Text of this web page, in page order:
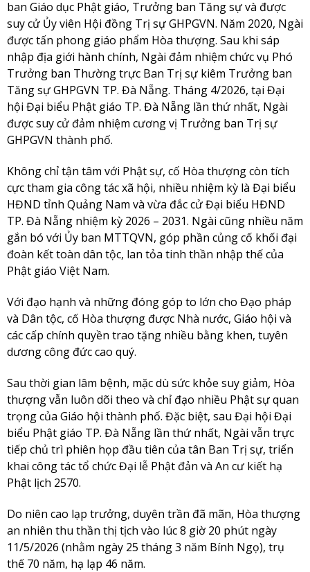
ban Giáo dục Phật giáo, Trưởng ban Tăng sự và được
suy cử Ủy viên Hội đồng Trị sự GHPGVN. Năm 2020, Ngài
được tấn phong giáo phẩm Hòa thượng. Sau khi sáp
nhập địa giới hành chính, Ngài đảm nhiệm chức vụ Phó
Trưởng ban Thường trực Ban Trị sự kiêm Trưởng ban
Tăng sự GHPGVN TP. Đà Nẵng. Tháng 4/2026, tại Đại
hội Đại biểu Phật giáo TP. Đà Nẵng lần thứ nhất, Ngài
được suy cử đảm nhiệm cương vị Trưởng ban Trị sự
GHPGVN thành phố.
Không chỉ tận tâm với Phật sự, cố Hòa thượng còn tích
cực tham gia công tác xã hội, nhiều nhiệm kỳ là Đại biểu
HĐND tỉnh Quảng Nam và vừa đắc cử Đại biểu HĐND
TP. Đà Nẵng nhiệm kỳ 2026 – 2031. Ngài cũng nhiều năm
gắn bó với Ủy ban MTTQVN, góp phần củng cố khối đại
đoàn kết toàn dân tộc, lan tỏa tinh thần nhập thế của
Phật giáo Việt Nam.
Với đạo hạnh và những đóng góp to lớn cho Đạo pháp
và Dân tộc, cố Hòa thượng được Nhà nước, Giáo hội và
các cấp chính quyền trao tặng nhiều bằng khen, tuyên
dương công đức cao quý.
Sau thời gian lâm bệnh, mặc dù sức khỏe suy giảm, Hòa
thượng vẫn luôn dõi theo và chỉ đạo nhiều Phật sự quan
trọng của Giáo hội thành phố. Đặc biệt, sau Đại hội Đại
biểu Phật giáo TP. Đà Nẵng lần thứ nhất, Ngài vẫn trực
tiếp chủ trì phiên họp đầu tiên của tân Ban Trị sự, triển
khai công tác tổ chức Đại lễ Phật đản và An cư kiết hạ
Phật lịch 2570.
Do niên cao lạp trưởng, duyên trần đã mãn, Hòa thượng
an nhiên thu thần thị tịch vào lúc 8 giờ 20 phút ngày
11/5/2026 (nhằm ngày 25 tháng 3 năm Bính Ngọ), trụ
thế 70 năm, hạ lạp 46 năm.